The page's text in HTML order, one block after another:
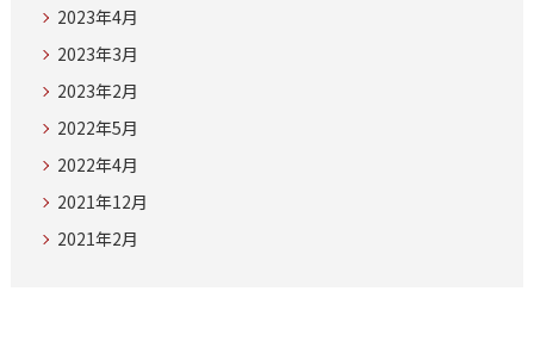
2023年4月
2023年3月
2023年2月
2022年5月
2022年4月
2021年12月
2021年2月